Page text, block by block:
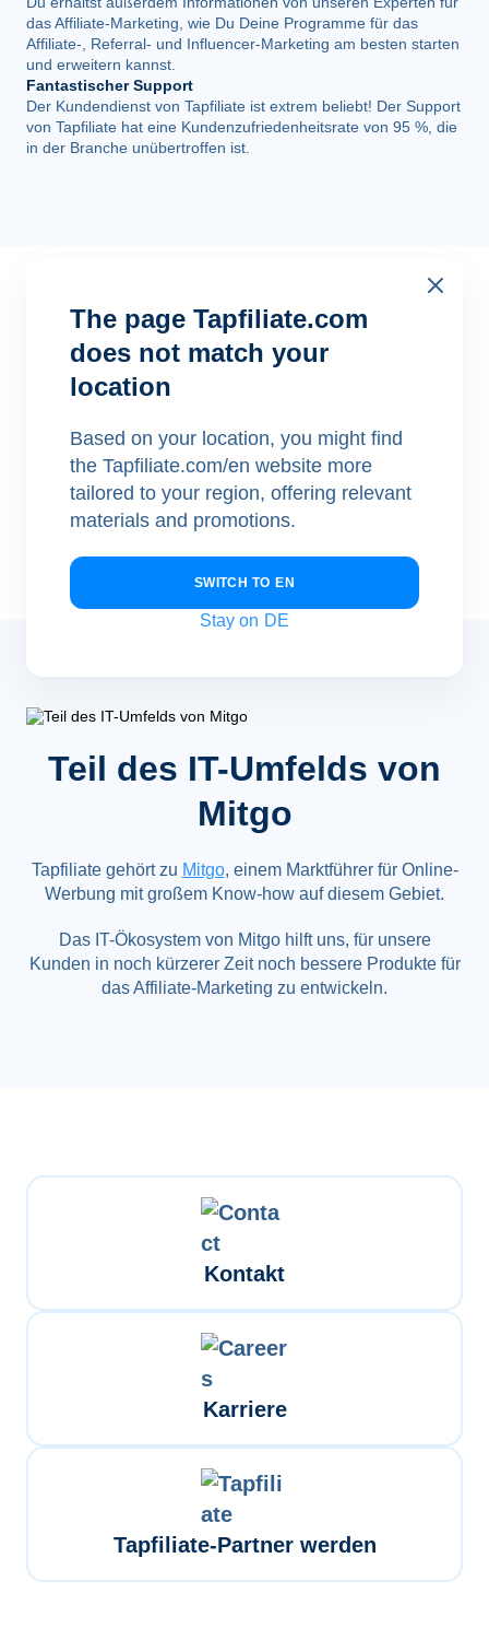
das Affiliate-Marketing, wie Du Deine Programme für das
Affiliate-, Referral- und Influencer-Marketing am besten starten
und erweitern kannst.
Fantastischer Support
Der Kundendienst von Tapfiliate ist extrem beliebt! Der Support
von Tapfiliate hat eine Kundenzufriedenheitsrate von 95 %, die
in der Branche unübertroffen ist.
Du bist in guter
Gesellschaft
Mehr als 3000 Kunden haben ihr Geschäft mit Tapfiliate
ausgebaut.
Teil des IT-Umfelds von
Mitgo
Tapfiliate gehört zu Mitgo, einem Marktführer für Online-
Werbung mit großem Know-how auf diesem Gebiet.
Das IT-Ökosystem von Mitgo hilft uns, für unsere
Kunden in noch kürzerer Zeit noch bessere Produkte für
das Affiliate-Marketing zu entwickeln.
Kontakt
Karriere
Tapfiliate-Partner werden
The page Tapfiliate.com
does not match your
location
Based on your location, you might find
the Tapfiliate.com/en website more
tailored to your region, offering relevant
materials and promotions.
Stay on DE
SWITCH TO EN